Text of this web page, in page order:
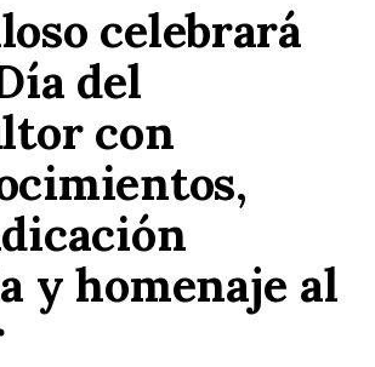
celebrará
del
con
y homenaje al